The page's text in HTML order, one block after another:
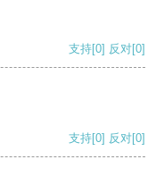
支持[0] 反对[0]
支持[0] 反对[0]